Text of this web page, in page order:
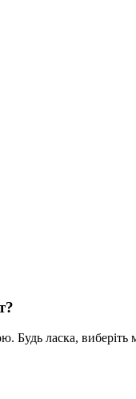
Будь ласка, виберіть